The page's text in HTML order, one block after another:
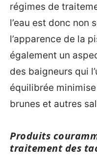
régimes de
l’eau est donc non
l’apparence de la
également un
des baigneurs qui
équilibrée
brunes et autres
Produits
traitement des